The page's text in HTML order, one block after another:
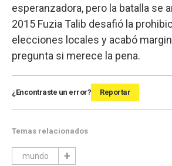
esperanzadora, pero la batalla se
2015 Fuzia Talib desafió la
elecciones locales y acabó
pregunta si merece la pena.
¿Encontraste un error? Reportar
Temas relacionados
mundo